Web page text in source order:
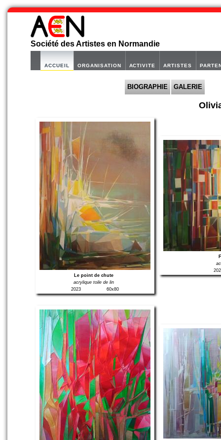
Société des Artistes en Normandie
ACCUEIL ORGANISATION ACTIVITE ARTISTES
BIOGRAPHIE GALERIE
Le point de chute
acrylique toile de lin
2023
60x80